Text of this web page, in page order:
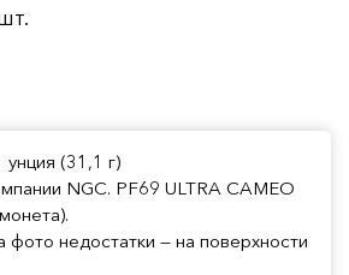
(31,1 г)
NGC. PF69 ULTRA CAMEO
недостатки — на поверхности